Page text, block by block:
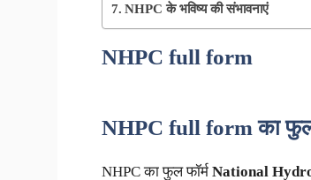
NHPC के भविष्य की संभावनाएं
NHPC full form
NHPC full form का फुल
NHPC का फुल फॉर्म National